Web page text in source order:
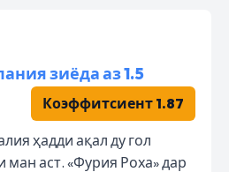
зиёда аз 1.5
Коэффитсиент 1.87
ҳадди ақал ду гол
аст. «Фурия Роха» дар